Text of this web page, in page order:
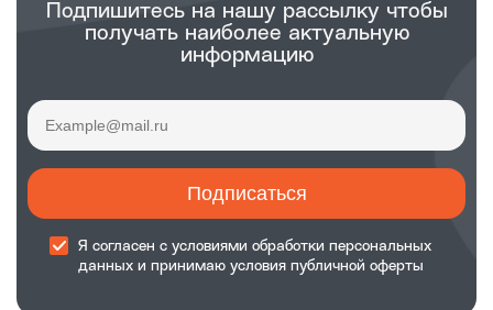
Подпишитесь на нашу рассылку чтобы
получать наиболее актуальную
информацию
Подписаться
Я согласен с условиями обработки персональных
данных и принимаю условия публичной оферты